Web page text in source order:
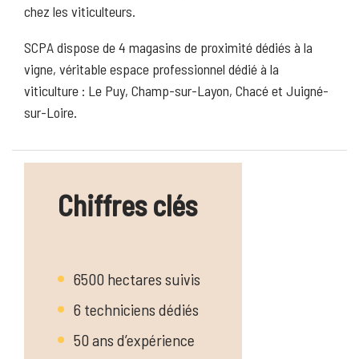
chez les viticulteurs.
SCPA dispose de 4 magasins de proximité dédiés à la
vigne, véritable espace professionnel dédié à la
viticulture : Le Puy, Champ-sur-Layon, Chacé et Juigné-
sur-Loire.
Chiffres clés
6500 hectares suivis
6 techniciens dédiés
50 ans d’expérience